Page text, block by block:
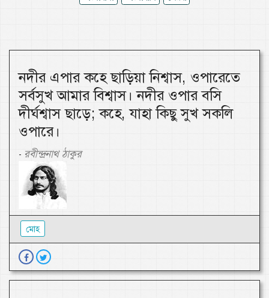
নদীর এপার কহে ছাড়িয়া নিশ্বাস, ওপারেতে
সর্বসুখ আমার বিশ্বাস। নদীর ওপার বসি
দীর্ঘশ্বাস ছাড়ে; কহে, যাহা কিছু সুখ সকলি
ওপারে।
- রবীন্দ্রনাথ ঠাকুর
মোহ